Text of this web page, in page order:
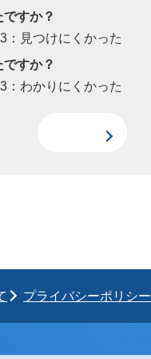
すか？
3：見つけにくかった
すか？
3：わかりにくかった
プライバシーポリシー